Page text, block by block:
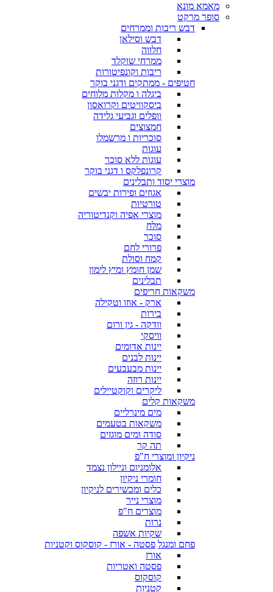
מאמא מונא
סופר מרקט
דבש ריבות וממרחים
דבש וסילאן
חלווה
ממרחי שוקלד
ריבות וקונפיטורות
חטיפים - ממתקים ודגני בוקר
ביגלה ו מקלות מלוחים
ביסקוויטים וקרואסון
וופלים וגביעי גלידה
חמצוצים
סוכריות ו מרשמלו
עוגות
עוגות ללא סוכר
קרונפלקס ו דגני בוקר
מוצרי יסוד ותבלינים
אגוזים ופירות יבשים
טורטיות
מוצרי אפיה וקנדיטוריה
מלח
סוכר
פרורי לחם
קמח וסולת
שמן חומץ ומיץ לימון
תבלינים
משקאות חריפים
ארק - אוזו וטקילה
בירות
וודקה - גין ורום
וויסקי
יינות אדומים
יינות לבנים
יינות מבעבעים
יינות רוזה
ליקרים וקוקטיילים
משקאות קלים
מים מינרליים
משקאות בטעמים
סודה ומים מוגזים
תה קר
ניקיון ומוצרי ח"פ
אלומניום וניילון נצמד
חומרי ניקיון
כלים ומכשירים לניקיון
מוצרי נייר
מוצרים ח"פ
נרות
שקיות אשפה
פחם ומנגל פסטה - אורז - קוסקוס וקטניות
אורז
פסטה ואטריות
קוסקוס
קטניות